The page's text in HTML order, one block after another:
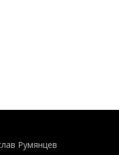
Румянцев